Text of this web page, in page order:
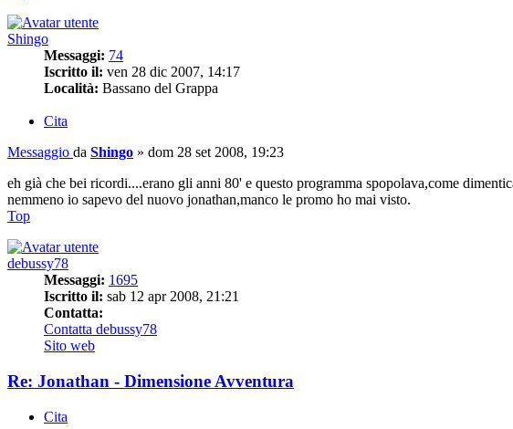
Shingo
Messaggi: 74
Iscritto il: ven 28 dic 2007, 14:17
Località: Bassano del Grappa
Cita
Messaggio da Shingo » dom 28 set 2008, 19:23
eh già che bei ricordi....erano gli anni 80' e questo programma spopolava,come
nemmeno io sapevo del nuovo jonathan,manco le promo ho mai visto.
Top
debussy78
Messaggi: 1695
Iscritto il: sab 12 apr 2008, 21:21
Contatta:
Contatta debussy78
Sito web
Re: Jonathan - Dimensione Avventura
Cita